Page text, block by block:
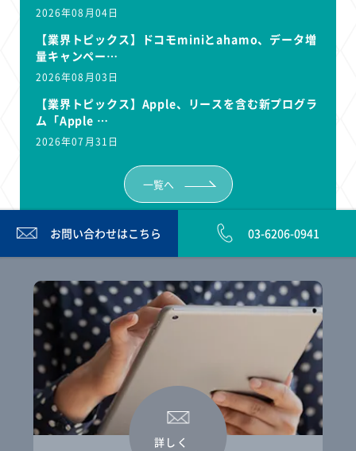
2026年08月04日
【業界トピックス】ドコモminiとahamo、データ増
量キャンペー…
2026年08月03日
【業界トピックス】Apple、リースを含む新プログラ
ム「Apple …
2026年07月31日
一覧へ
お問い合わせはこちら 03-6206-0941
詳しく